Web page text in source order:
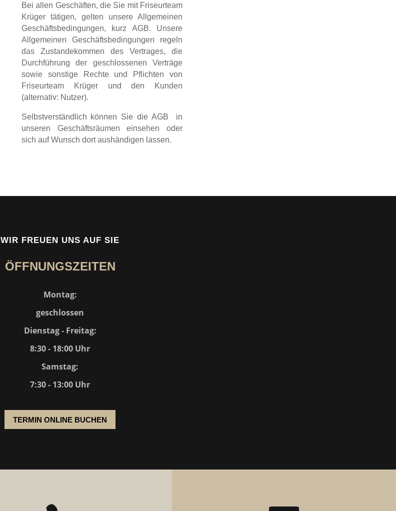
Bei allen Geschäften, die Sie mit Friseurteam
Krüger tätigen, gelten unsere Allgemeinen
Geschäftsbedingungen, kurz AGB. Unsere
Allgemeinen Geschäftsbedingungen regeln
das Zustandekommen des Vertrages, die
Durchführung der geschlossenen Verträge
sowie sonstige Rechte und Pflichten von
Friseurteam Krüger und den Kunden
(alternativ: Nutzer).
Selbstverständlich können Sie die AGB in
unseren Geschäftsräumen einsehen oder
sich auf Wunsch dort aushändigen lassen.
WIR FREUEN UNS AUF SIE
ÖFFNUNGSZEITEN
Montag:
geschlossen
Dienstag - Freitag:
8:30 - 18:00 Uhr
Samstag:
7:30 - 13:00 Uhr
TERMIN ONLINE BUCHEN